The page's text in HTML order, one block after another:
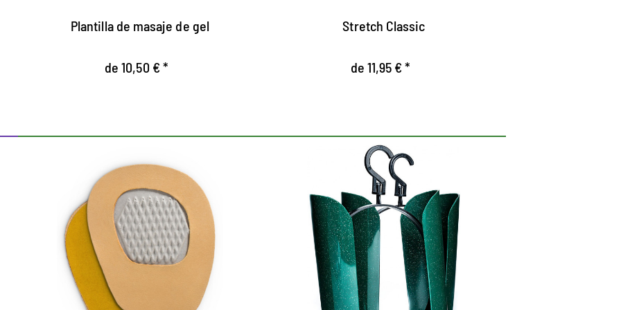
Plantilla de masaje de gel
de 10,50 € *
Stretch Classic
de 11,95 € *
Moldeador para botas de
tobillo.
Adecuado para botas de tobillo con una
longitud del eje de hasta 18 centímetros.